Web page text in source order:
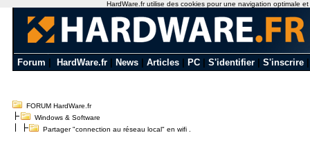
Forum HardWare.fr News Articles PC S'identifier S'inscrire
FORUM HardWare.fr
Windows & Software
Partager "connection au réseau local" en wifi .
HardWare.fr utilise des cookies pour une navigation optimale